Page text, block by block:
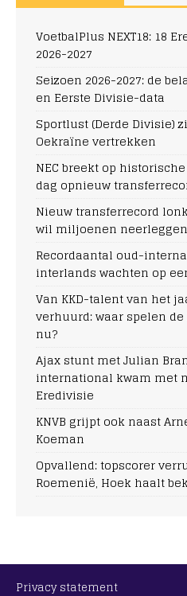
VoetbalPlus NEXT18: 18
2026-2027
Seizoen 2026-2027: de
en Eerste Divisie-data
Sportlust (Derde Divisie)
Oekraïne vertrekken
NEC breekt op
dag opnieuw
Nieuw transferrecord
wil miljoenen
Recordaantal oud-
interlands wachten op
Van KKD-talent van het
verhuurd: waar spelen
nu?
Ajax stunt met Julian
international kwam met
Eredivisie
KNVB grijpt ook naast
Koeman
Opvallend: topscorer
Roemenië, Hoek haalt
Privacy statement